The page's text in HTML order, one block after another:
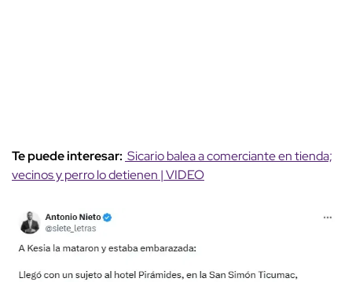
Te puede interesar: Sicario balea a comerciante en tienda;
vecinos y perro lo detienen | VIDEO